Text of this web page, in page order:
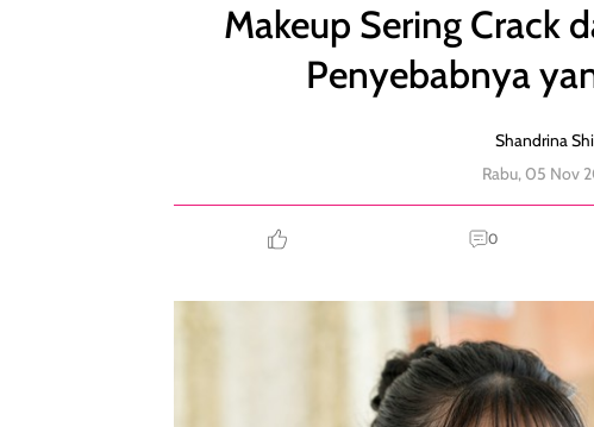
Makeup Sering Crack
Penyebabnya
Shandrina
Rabu, 05 Nov
0